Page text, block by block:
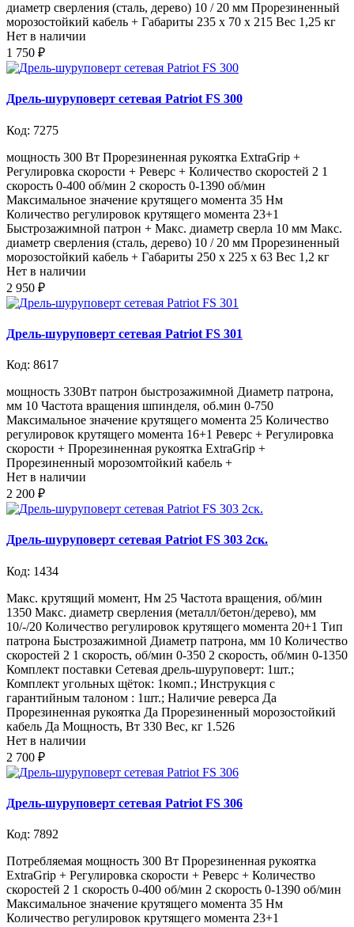
диаметр сверления (сталь, дерево) 10 / 20 мм Прорезиненный
морозостойкий кабель + Габариты 235 x 70 x 215 Вес 1,25 кг
Нет в наличии
1 750 ₽
Дрель-шуруповерт сетевая Patriot FS 300
Код: 7275
мощность 300 Вт Прорезиненная рукоятка ExtraGrip +
Регулировка скорости + Реверс + Количество скоростей 2 1
скорость 0-400 об/мин 2 скорость 0-1390 об/мин
Максимальное значение крутящего момента 35 Нм
Количество регулировок крутящего момента 23+1
Быстрозажимной патрон + Макс. диаметр сверла 10 мм Макс.
диаметр сверления (сталь, дерево) 10 / 20 мм Прорезиненный
морозостойкий кабель + Габариты 250 x 225 x 63 Вес 1,2 кг
Нет в наличии
2 950 ₽
Дрель-шуруповерт сетевая Patriot FS 301
Код: 8617
мощность 330Вт патрон быстрозажимной Диаметр патрона,
мм 10 Частота вращения шпинделя, об.мин 0-750
Максимальное значение крутящего момента 25 Количество
регулировок крутящего момента 16+1 Реверс + Регулировка
скорости + Прорезиненная рукоятка ExtraGrip +
Прорезиненный морозомтойкий кабель +
Нет в наличии
2 200 ₽
Дрель-шуруповерт сетевая Patriot FS 303 2ск.
Код: 1434
Макс. крутящий момент, Нм 25 Частота вращения, об/мин
1350 Макс. диаметр сверления (металл/бетон/дерево), мм
10/-/20 Количество регулировок крутящего момента 20+1 Тип
патрона Быстрозажимной Диаметр патрона, мм 10 Количество
скоростей 2 1 скорость, об/мин 0-350 2 скорость, об/мин 0-1350
Комплект поставки Сетевая дрель-шуруповерт: 1шт.;
Комплект угольных щёток: 1комп.; Инструкция с
гарантийным талоном : 1шт.; Наличие реверса Да
Прорезиненная рукоятка Да Прорезиненный морозостойкий
кабель Да Мощность, Вт 330 Вес, кг 1.526
Нет в наличии
2 700 ₽
Дрель-шуруповерт сетевая Patriot FS 306
Код: 7892
Потребляемая мощность 300 Вт Прорезиненная рукоятка
ExtraGrip + Регулировка скорости + Реверс + Количество
скоростей 2 1 скорость 0-400 об/мин 2 скорость 0-1390 об/мин
Максимальное значение крутящего момента 35 Нм
Количество регулировок крутящего момента 23+1